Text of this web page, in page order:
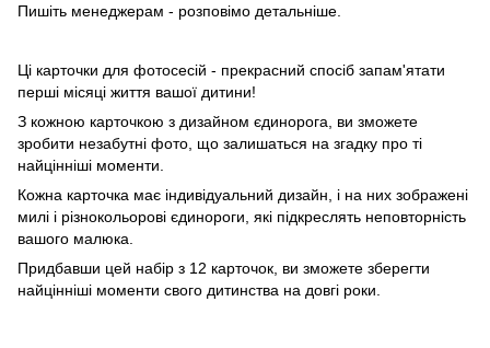
Пишіть менеджерам - розповімо детальніше.
Ці карточки для фотосесій - прекрасний спосіб запам'ятати
перші місяці життя вашої дитини!
З кожною карточкою з дизайном єдинорога, ви зможете
зробити незабутні фото, що залишаться на згадку про ті
найцінніші моменти.
Кожна карточка має індивідуальний дизайн, і на них зображені
милі і різнокольорові єдинороги, які підкреслять неповторність
вашого малюка.
Придбавши цей набір з 12 карточок, ви зможете зберегти
найцінніші моменти свого дитинства на довгі роки.